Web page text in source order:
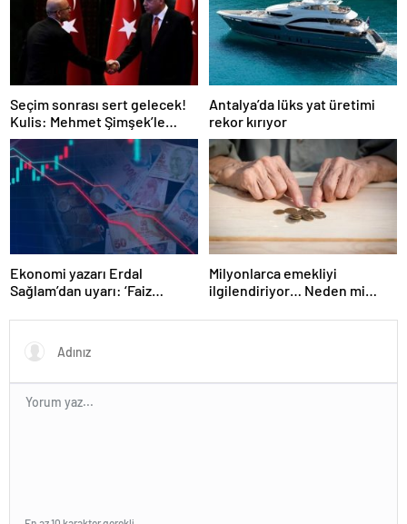
Seçim sonrası sert gelecek!
Kulis: Mehmet Şimşek’le
Erdoğan’ın ‘yoksulları
öldürdün’ tartışması
Antalya’da lüks yat üretimi
rekor kırıyor
Ekonomi yazarı Erdal
Sağlam’dan uyarı: ‘Faiz
itibaren göreceğiz’
Milyonlarca emekliyi
ilgilendiriyor… Neden mi
Uzmanlar anlattı